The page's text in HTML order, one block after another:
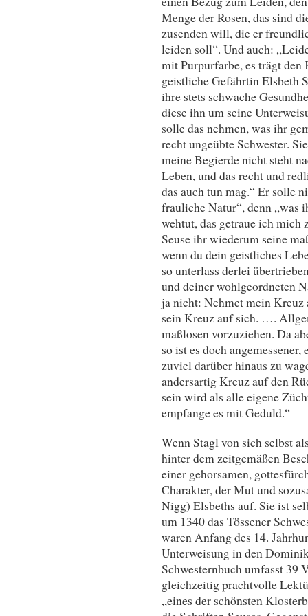
Menge der Rosen, das sind
zusenden will, die er
leiden soll“. Und auch:
mit Purpurfarbe, es trägt den
geistliche Gefährtin Elsbeth
ihre stets schwache
diese ihn um seine
solle das nehmen, was ihr
recht ungeübte Schwester.
meine Begierde nicht steht
Leben, und das recht und
das auch tun mag.“ Er solle
frauliche Natur“, denn „was
wehtut, das getraue ich
Seuse ihr wiederum seine
wenn du dein geistliches
so unterlass derlei
und deiner wohlgeordneten
ja nicht: Nehmet mein Kreuz
sein Kreuz auf sich. ….
maßlosen vorzuziehen. Da
so ist es doch
zuviel darüber hinaus zu
andersartig Kreuz auf den
sein wird als alle eigene
empfange es mit Geduld.“
Wenn Stagl von sich selbst
hinter dem zeitgemäßen
einer gehorsamen,
Charakter, der Mut und
Nigg) Elsbeths auf. Sie ist
um 1340 das Tössener
waren Anfang des 14.
Unterweisung in den
Schwesternbuch umfasst 39
gleichzeitig prachtvolle
„eines der schönsten